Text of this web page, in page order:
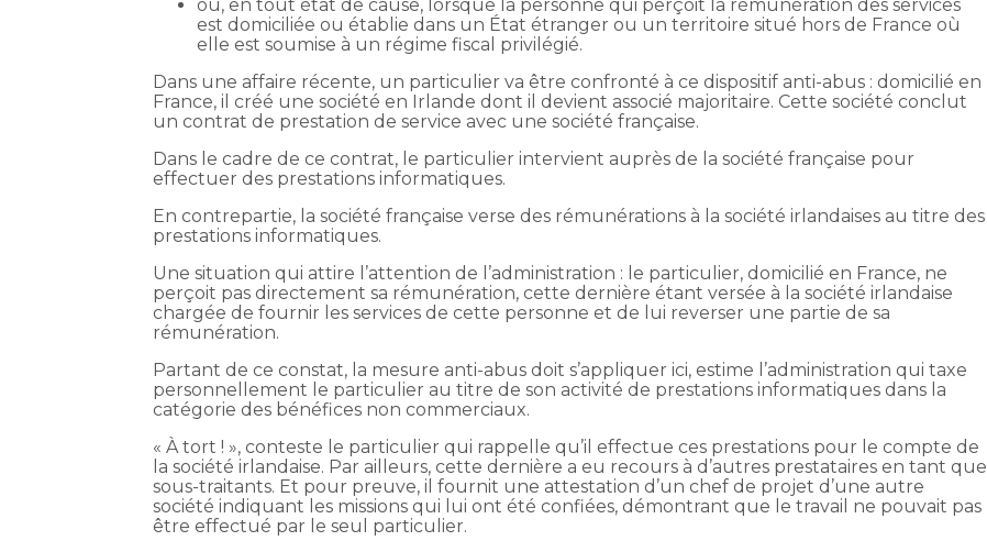
ou, en tout état de cause, lorsque la personne qui perçoit la rémunération des services
est domiciliée ou établie dans un État étranger ou un territoire situé hors de France où
elle est soumise à un régime fiscal privilégié.
Dans une affaire récente, un particulier va être confronté à ce dispositif anti-abus : domicilié en
France, il créé une société en Irlande dont il devient associé majoritaire. Cette société conclut
un contrat de prestation de service avec une société française.
Dans le cadre de ce contrat, le particulier intervient auprès de la société française pour
effectuer des prestations informatiques.
En contrepartie, la société française verse des rémunérations à la société irlandaises au titre des
prestations informatiques.
Une situation qui attire l’attention de l’administration : le particulier, domicilié en France, ne
perçoit pas directement sa rémunération, cette dernière étant versée à la société irlandaise
chargée de fournir les services de cette personne et de lui reverser une partie de sa
rémunération.
Partant de ce constat, la mesure anti-abus doit s’appliquer ici, estime l’administration qui taxe
personnellement le particulier au titre de son activité de prestations informatiques dans la
catégorie des bénéfices non commerciaux.
« À tort ! », conteste le particulier qui rappelle qu’il effectue ces prestations pour le compte de
la société irlandaise. Par ailleurs, cette dernière a eu recours à d’autres prestataires en tant que
sous-traitants. Et pour preuve, il fournit une attestation d’un chef de projet d’une autre
société indiquant les missions qui lui ont été confiées, démontrant que le travail ne pouvait pas
être effectué par le seul particulier.